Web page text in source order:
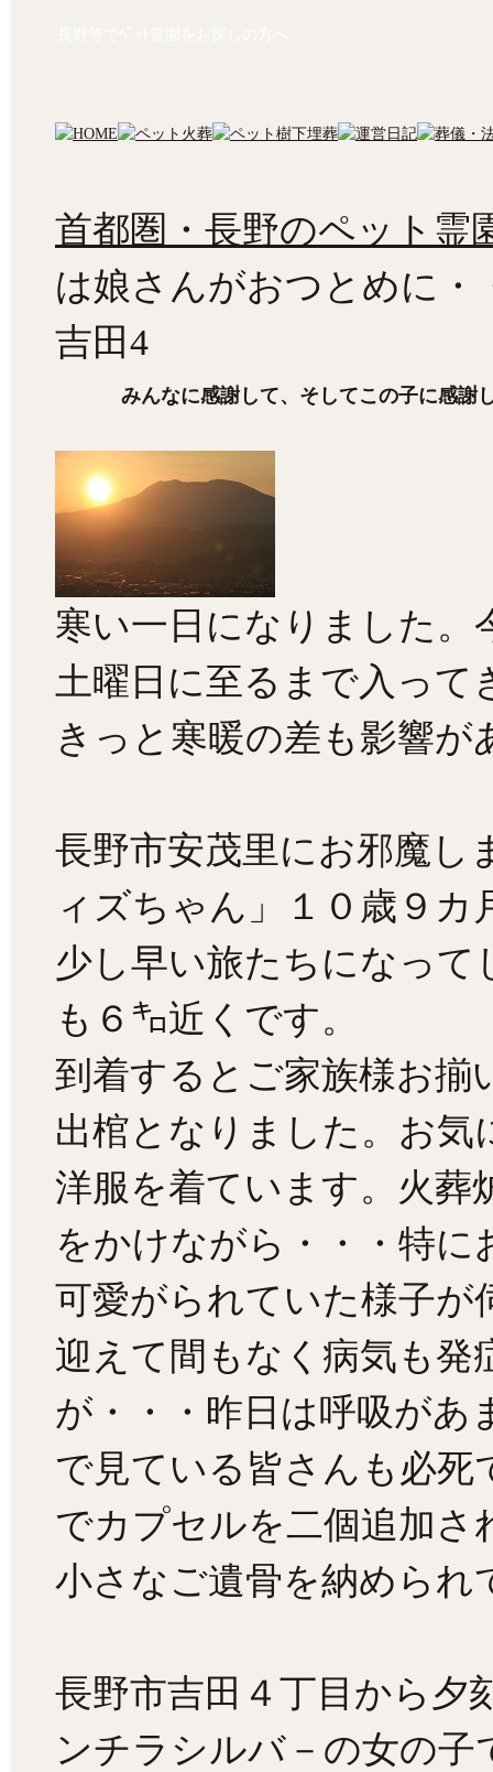
首都圏・長野のペット霊
は娘さんがおつとめに
吉田4
みんなに感謝して、そしてこの子に感謝
寒い一日になりました。
土曜日に至るまで入って
きっと寒暖の差も影響
長野市安茂里にお邪魔し
ィズちゃん」１０歳９カ
少し早い旅たちになっ
も６㌔近くです。
到着するとご家族様お
出棺となりました。お気
洋服を着ています。火葬
をかけながら・・・特に
可愛がられていた様子が
迎えて間もなく病気も
が・・・昨日は呼吸があ
で見ている皆さんも必死
でカプセルを二個追加さ
小さなご遺骨を納められ
長野市吉田４丁目から夕
ンチラシルバ－の女の子